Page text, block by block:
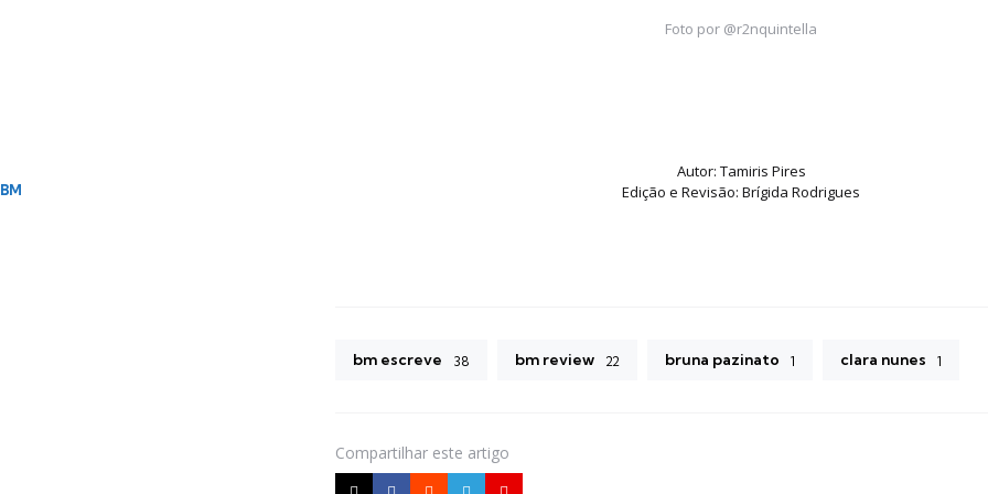
Foto por @r2nquintella
BM
Autor: Tamiris Pires
Edição e Revisão: Brígida Rodrigues
bm escreve 38 bm review 22 bruna pazinato 1 clara nunes 1
Compartilhar este artigo